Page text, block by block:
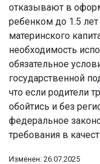
отказывают в
ребенком до 1.5
материнского
необходимость
обязательное
государственной
что если родители
обойтись и без
федеральное
требования в
Изменен: 26.07.2025